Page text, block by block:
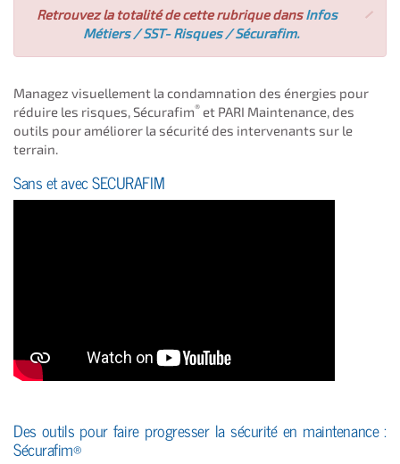
×
Retrouvez la totalité de cette rubrique dansInfos
Métiers / SST- Risques / Sécurafim.
Managez visuellement la condamnation des énergies pour
réduire les risques, Sécurafim® et PARI Maintenance, des
outils pour améliorer la sécurité des intervenants sur le
terrain.
Sans et avec SECURAFIM
Des outils pour faire progresser la sécurité en maintenance :
Sécurafim®